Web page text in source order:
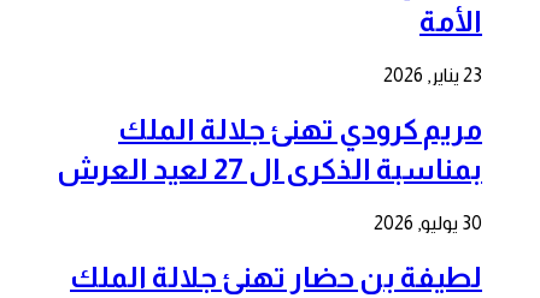
الأمة
23 يناير, 2026
مريم كرودي تهنئ جلالة الملك
بمناسبة الذكرى ال 27 لعيد العرش
30 يوليو, 2026
لطيفة بن حضار تهنئ جلالة الملك